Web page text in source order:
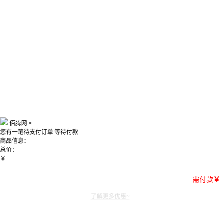
佰腾网 ×
您有一笔待支付订单 等待付款
商品信息：
总价：
￥
需付款￥
了解更多优惠~